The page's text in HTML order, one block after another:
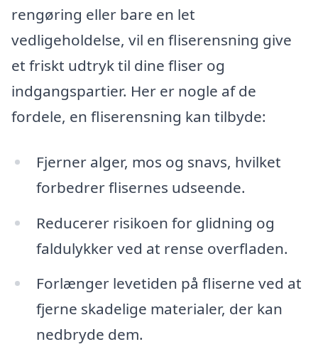
rengøring eller bare en let
vedligeholdelse, vil en fliserensning give
et friskt udtryk til dine fliser og
indgangspartier. Her er nogle af de
fordele, en fliserensning kan tilbyde:
Fjerner alger, mos og snavs, hvilket
forbedrer flisernes udseende.
Reducerer risikoen for glidning og
faldulykker ved at rense overfladen.
Forlænger levetiden på fliserne ved at
fjerne skadelige materialer, der kan
nedbryde dem.